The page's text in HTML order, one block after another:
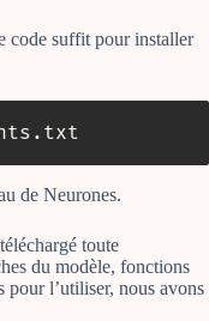
code suffit pour installer
. txt
de Neurones.
toute
du modèle, fonctions
pour l’utiliser, nous avons